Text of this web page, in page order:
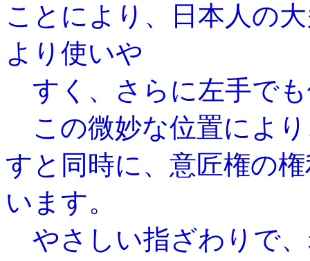
ことにより、日本人の
より使いや
すく、さらに左手で
この微妙な位置によ
すと同時に、意匠権の
います。
やさしい指ざわりで